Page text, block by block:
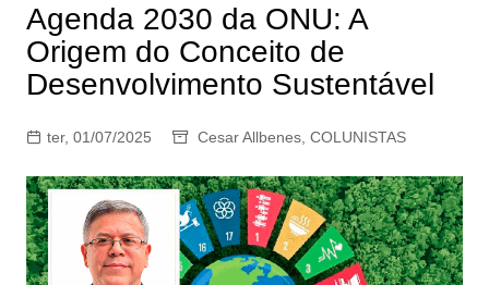
Agenda 2030 da ONU: A
Origem do Conceito de
Desenvolvimento Sustentável
ter, 01/07/2025 Cesar Allbenes, COLUNISTAS